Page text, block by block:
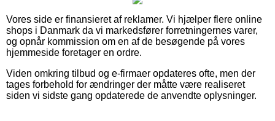
Vores side er finansieret af reklamer. Vi hjælper flere online
shops i Danmark da vi markedsfører forretningernes varer,
og opnår kommission om en af de besøgende på vores
hjemmeside foretager en ordre.
Viden omkring tilbud og e-firmaer opdateres ofte, men der
tages forbehold for ændringer der måtte være realiseret
siden vi sidste gang opdaterede de anvendte oplysninger.